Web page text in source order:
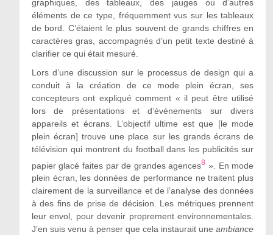
graphiques, des tableaux, des jauges ou d’autres
éléments de ce type, fréquemment vus sur les tableaux
de bord. C’étaient le plus souvent de grands chiffres en
caractères gras, accompagnés d’un petit texte destiné à
clarifier ce qui était mesuré.
Lors d’une discussion sur le processus de design qui a
conduit à la création de ce mode plein écran, ses
concepteurs ont expliqué comment « il peut être utilisé
lors de présentations et d’événements sur divers
appareils et écrans. L’objectif ultime est que [le mode
plein écran] trouve une place sur les grands écrans de
télévision qui montrent du football dans les publicités sur
papier glacé faites par de grandes agences8 ». En mode
plein écran, les données de performance ne traitent plus
clairement de la surveillance et de l’analyse des données
à des fins de prise de décision. Les métriques prennent
leur envol, pour devenir proprement environnementales.
J’en suis venu à penser que cela instaurait uneambiance